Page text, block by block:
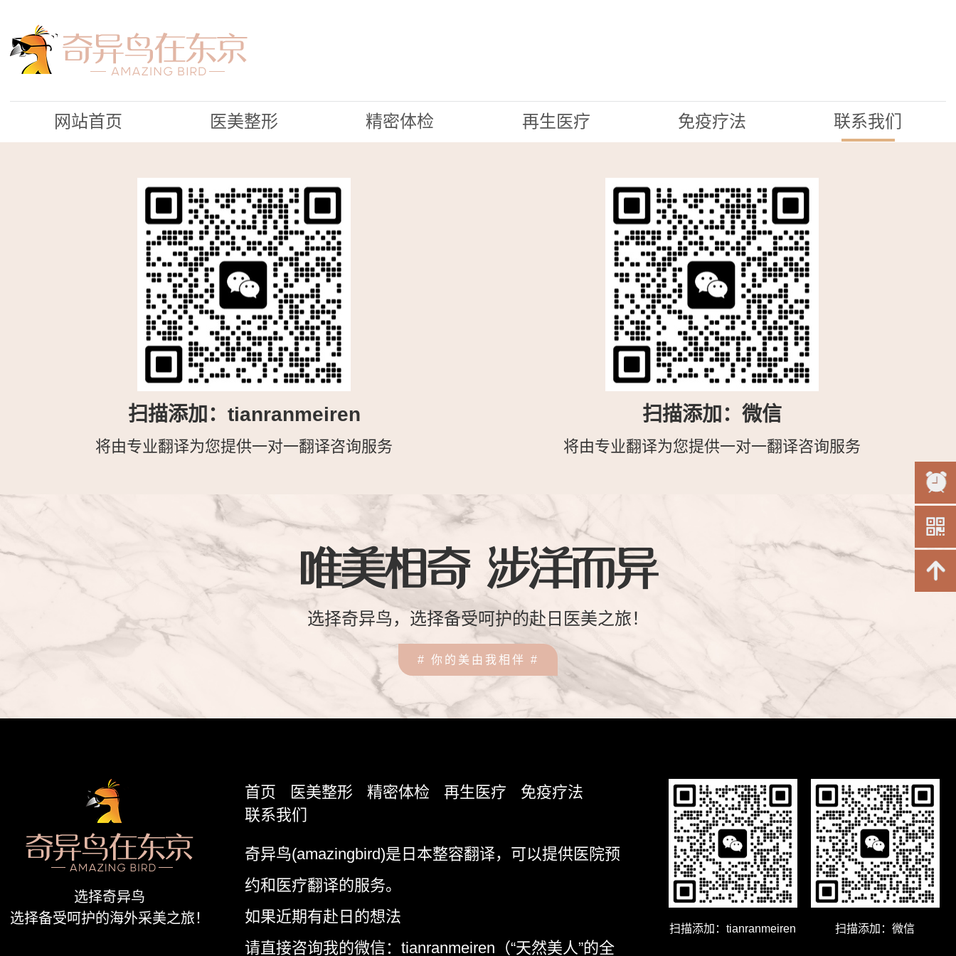
网站首页 医美整形 精密体检 再生医疗 免疫疗法 联系我们
扫描添加：tianranmeiren
将由专业翻译为您提供一对一翻译咨询服务
扫描添加：微信
将由专业翻译为您提供一对一翻译咨询服务
唯美相奇 涉洋而异
选择奇异鸟，选择备受呵护的赴日医美之旅！
# 你的美由我相伴 #
选择奇异鸟
选择备受呵护的海外采美之旅！
首页 医美整形 精密体检 再生医疗
免疫疗法
联系我们
奇异鸟(amazingbird)是日本整容翻译，可以提供医院预
约和医疗翻译的服务。
如果近期有赴日的想法
请直接咨询我的微信：tianranmeiren（“天然美人”的全
扫描添加：tianranmeiren 扫描添加：微信